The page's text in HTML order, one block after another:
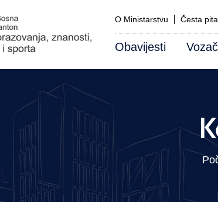
O Ministarstvu Česta
Obavijesti